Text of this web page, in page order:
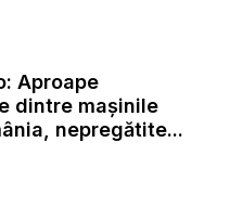
Aproape
dintre mașinile
nepregătite...